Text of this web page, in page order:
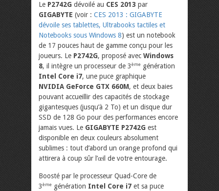
Le P2742G dévoilé au CES 2013 par
GIGABYTE (voir : CES 2013 : GIGABYTE
dévoile ses tablettes, Ultrabooks tactiles et
Notebooks sous Windows 8) est un notebook
de 17 pouces haut de gamme conçu pour les
joueurs. Le P2742G, proposé avec Windows
8, il intègre un processeur de 3 ème génération
Intel Core i7, une puce graphique
NVIDIA GeForce GTX 660M, et deux baies
pouvant accueillir des capacités de stockage
gigantesques (jusqu’à 2 To) et un disque dur
SSD de 128 Go pour des performances encore
jamais vues. Le GIGABYTE P2742G est
disponible en deux couleurs absolument
sublimes : tout d’abord un orange profond qui
attirera à coup sûr l’œil de votre entourage.
Boosté par le processeur Quad-Core de
3 ème génération Intel Core i7 et sa puce